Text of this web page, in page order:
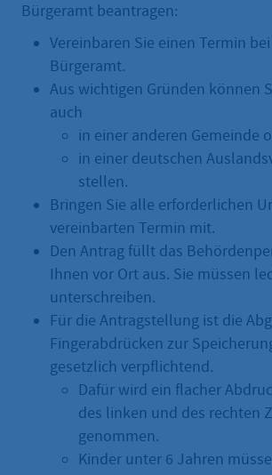
Bürgeramt beantragen:
Vereinbaren Sie einen Termin
Bürgeramt.
Aus wichtigen Gründen können
auch
in einer anderen Gemeinde
in einer deutschen
stellen.
Bringen Sie alle erforderlichen
vereinbarten Termin mit.
Den Antrag füllt das
Ihnen vor Ort aus. Sie müssen
unterschreiben.
Für die Antragstellung ist die
Fingerabdrücken zur
gesetzlich verpflichtend.
Dafür wird ein flacher
des linken und des rechten
genommen.
Kinder unter 6 Jahren